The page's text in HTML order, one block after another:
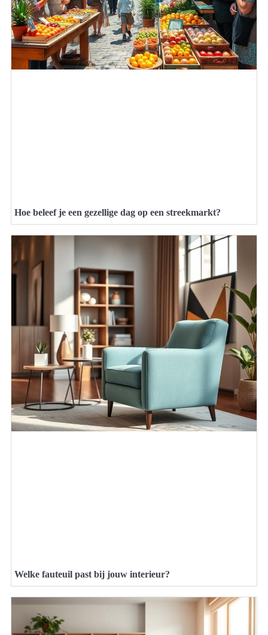
Hoe beleef je een gezellige dag op een streekmarkt?
Welke fauteuil past bij jouw interieur?